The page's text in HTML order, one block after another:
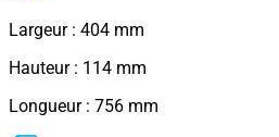
Largeur : 404 mm
Hauteur : 114 mm
Longueur : 756 mm